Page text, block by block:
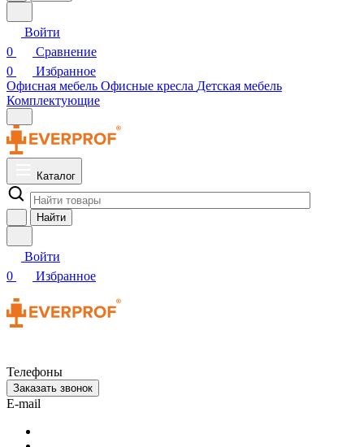
Войти
0
Сравнение
0
Избранное
Офисная мебель Офисные кресла Детская мебель
Комплектующие
Каталог
Найти
Войти
0
Избранное
Телефоны
Заказать звонок
E-mail